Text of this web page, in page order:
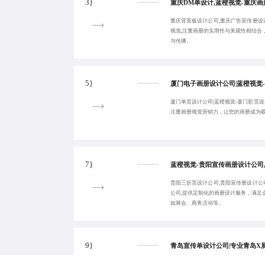
3}
重庆背景板设计公司,重庆广告宣传册
视觉,注重画册的实用性与美观性相结合
与传播。
5}
厦门单页设计公司|蓝橙视觉-厦门彩页
注重画册视觉营销力，让您的画册成为
7}
贵阳三折页设计公司,贵阳宣传册设计
公司,提供定制化的画册设计服务，满足
如展会、商务活动等。
9}